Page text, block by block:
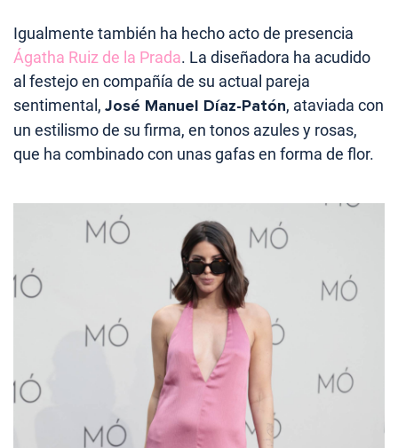
Igualmente también ha hecho acto de presencia
Ágatha Ruiz de la Prada. La diseñadora ha acudido
al festejo en compañía de su actual pareja
sentimental, José Manuel Díaz-Patón, ataviada con
un estilismo de su firma, en tonos azules y rosas,
que ha combinado con unas gafas en forma de flor.